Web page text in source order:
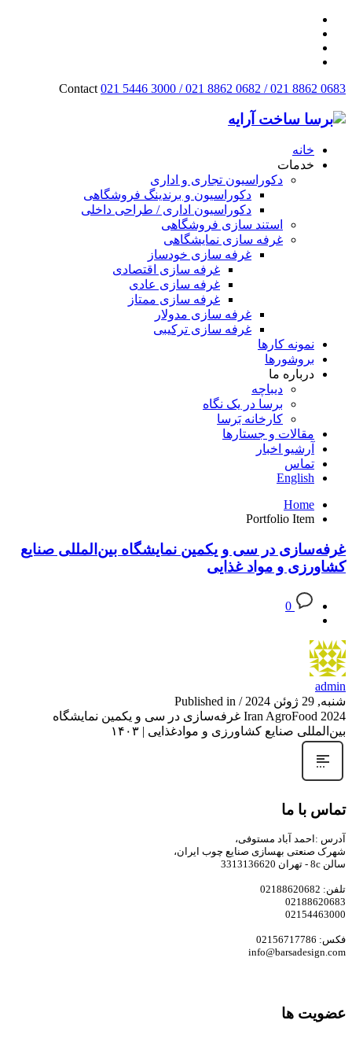
Contact 021 5446 3000 / 021 8862 0682 / 021 8862 0683
خانه
خدمات
دکوراسیون تجاری و اداری
دکوراسیون و برندینگ فروشگاهی
دکوراسیون اداری / طراحی داخلی
استند سازی فروشگاهی
غرفه سازی نمایشگاهی
غرفه سازی خودساز
غرفه سازی اقتصادی
غرفه سازی عادی
غرفه سازی ممتاز
غرفه سازی مدولار
غرفه سازی ترکیبی
نمونه کارها
بروشورها
درباره ما
دیباچه
برسا در یک نگاه
کارخانه بَرسا
مقالات و جستارها
آرشیو اخبار
تماس
English
Home
Portfolio Item
غرفه‌سازی در سی و یکمین نمایشگاه بین‌المللی صنایع
کشاورزی و مواد غذایی
0
admin
شنبه, 29 ژوئن 2024
/
Published in
Iran AgroFood 2024 غرفه‌سازی در سی و یکمین نمایشگاه
بین‌المللی صنایع کشاورزی و موادغذایی | ۱۴۰۳
تماس با ما
آدرس :احمد آباد مستوفی،
شهرک صنعتی بهسازی صنایع چوب ایران،
سالن 8c - تهران 3313136620
تلفن: 02188620682
02188620683
02154463000
فکس: 02156717786
info@barsadesign.com
عضویت ها